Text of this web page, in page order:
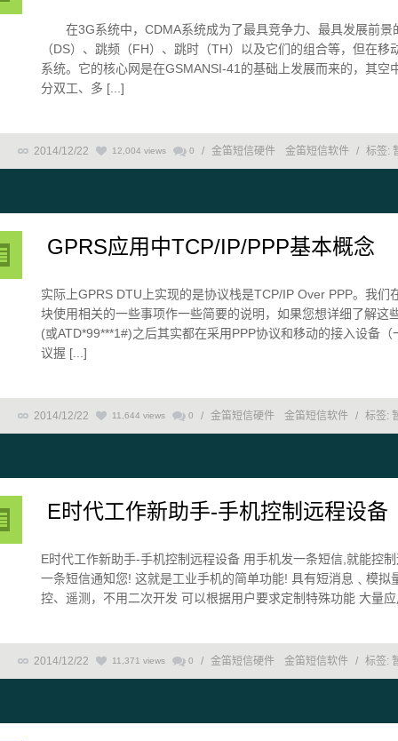
在3G系统中，CDMA系统成为了最具竞争力、最具发展前景
（DS）、跳频（FH）、跳时（TH）以及它们的组合等，但在
系统。它的核心网是在GSMANSI-41的基础上发展而来的，其
分双工、多 [...]
2014/12/22 12,004 views 0 / 金笛短信硬件 金笛短信软件 / 标签:
GPRS应用中TCP/IP/PPP基本概念
实际上GPRS DTU上实现的是协议栈是TCP/IP Over PPP。我
块使用相关的一些事项作一些简要的说明，如果您想详细了解
(或ATD*99***1#)之后其实都在采用PPP协议和移动的接入设备
议握 [...]
2014/12/22 11,644 views 0 / 金笛短信硬件 金笛短信软件 / 标签:
E时代工作新助手-手机控制远程设备
E时代工作新助手-手机控制远程设备 用手机发一条短信,就能控
一条短信通知您! 这就是工业手机的简单功能! 具有短消息﹑模
控、遥测，不用二次开发 可以根据用户要求定制特殊功能 大量
2014/12/22 11,371 views 0 / 金笛短信硬件 金笛短信软件 / 标签: